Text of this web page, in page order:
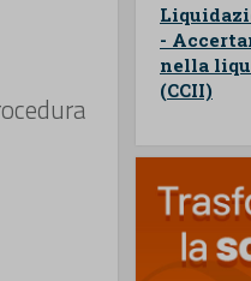
Liquidazione giudiziale (CCII)
-
nella
(CCII)